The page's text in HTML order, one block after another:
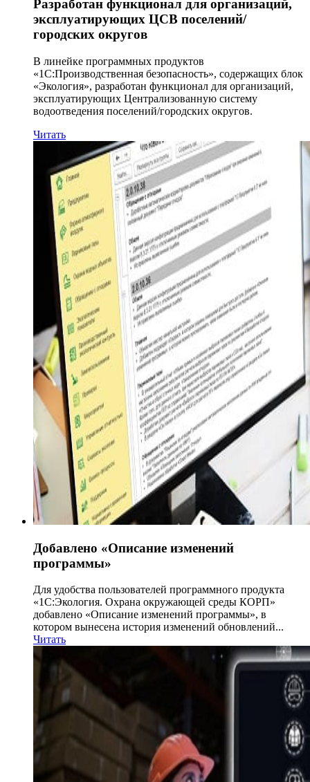
Разработан функционал для организаций,
эксплуатирующих ЦСВ поселений/
городских округов
В линейке программных продуктов
«1С:Производственная безопасность», содержащих блок
«Экология», разработан функционал для организаций,
эксплуатирующих Централизованную систему
водоотведения поселений/городских округов.
Читать
Добавлено «Описание изменений
программы»
Для удобства пользователей программного продукта
«1С:Экология. Охрана окружающей среды КОРП»
добавлено «Описание изменений программы», в
котором вынесена история изменений обновлений...
Читать